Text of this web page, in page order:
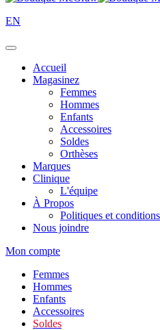
EN
Accueil
Magasinez
Femmes
Hommes
Enfants
Accessoires
Soldes
Orthèses
Marques
Clinique
L'équipe
À Propos
Politiques et
Nous joindre
Mon compte
Femmes
Hommes
Enfants
Accessoires
Soldes